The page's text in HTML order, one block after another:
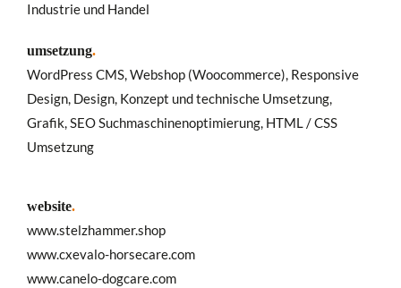
Industrie und Handel
umsetzung.
WordPress CMS, Webshop (Woocommerce), Responsive
Design, Design, Konzept und technische Umsetzung,
Grafik, SEO Suchmaschinenoptimierung, HTML / CSS
Umsetzung
website.
www.stelzhammer.shop
www.cxevalo-horsecare.com
www.canelo-dogcare.com